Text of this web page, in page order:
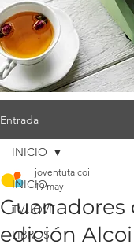
Entrada
INICIO
TV JOVE
LIBROS
INICIO
Guanadores
edición
joventutalcoi
19 may